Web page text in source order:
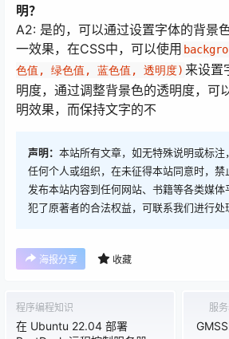
明？
A2: 是的，可以通过设置字体的背景
一效果，在CSS中，可以使用
色值, 绿色值, 蓝色值, 透明度) 来设置
明度，通过调整背景色的透明度，可
明效果，而保持文字的不
声明： 本站所有文章，如无特殊说明或标注
任何个人或组织，在未征得本站同意时，禁
发布本站内容到任何网站、书籍等各类媒
犯了原著者的合法权益，可联系我们进行处
海报分享 收藏
程序编程知识
在 Ubuntu 22.04 部署
服